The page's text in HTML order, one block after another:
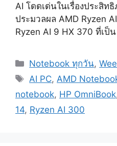
AI โดดเด่นในเรื่องประสิท
ประมวลผล AMD Ryzen
Ryzen AI 9 HX 370 ที่เป็
Categories
Notebook ทุกวัน,
Tags
AI PC, AMD
notebook, HP OmniBook
14, Ryzen AI 300